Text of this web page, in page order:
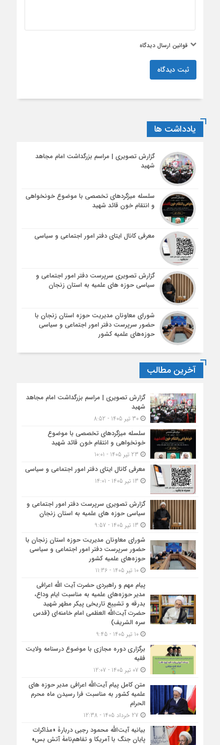
قوانین ارسال دیدگاه
ثبت دیدگاه
یادداشت ها
گزارش تصویری | مراسم بزرگداشت امام مجاهد
شهید
سلسله میزگردهای تخصصی با موضوع خونخواهی
و انتقام خون قائد شهید
معرفی کانال ایتای دفتر امور اجتماعی و سیاسی
گزارش تصویری سرپرست دفتر امور اجتماعی و
سیاسی حوزه های علمیه به استان زنجان
شورای معاونان مدیریت حوزه استان زنجان با
حضور سرپرست دفتر امور اجتماعی و سیاسی
حوزه‌های علمیه کشور
آخرین مطالب
گزارش تصویری | مراسم بزرگداشت امام مجاهد
شهید
30 تیر 1405 - 8:52
سلسله میزگردهای تخصصی با موضوع
خونخواهی و انتقام خون قائد شهید
معرفی کانال ایتای دفتر امور اجتماعی و سیاسی
گزارش تصویری سرپرست دفتر امور اجتماعی و
سیاسی حوزه های علمیه به استان زنجان
شورای معاونان مدیریت حوزه استان زنجان با
حضور سرپرست دفتر امور اجتماعی و سیاسی
حوزه‌های علمیه کشور
10 تیر 1405 - 11:36
پیام مهم و راهبردی حضرت آیت الله اعرافی
مدیر حوزه‌های علمیه به مناسبت ایام وداع،
بدرقه و تشییع تاریخی پیکر مطهر شهید
حضرت آیت‌الله العظمی امام خامنه‌ای (قدس
سره الشریف)
10 تیر 1405 - 9:45
برگزاری دوره مجازی با موضوع درسنامه ولایت
فقیه
متن کامل پیام آیت‌الله اعرافی مدیر حوزه های
علمیه کشور به مناسبت فرا رسیدن ماه محرم
الحرام
بیانیه آیت‌الله محمود رجبی دربارۀ «مذاکرات
پایان جنگ با آمریکا و تفاهم‌نامۀ آتش بس»